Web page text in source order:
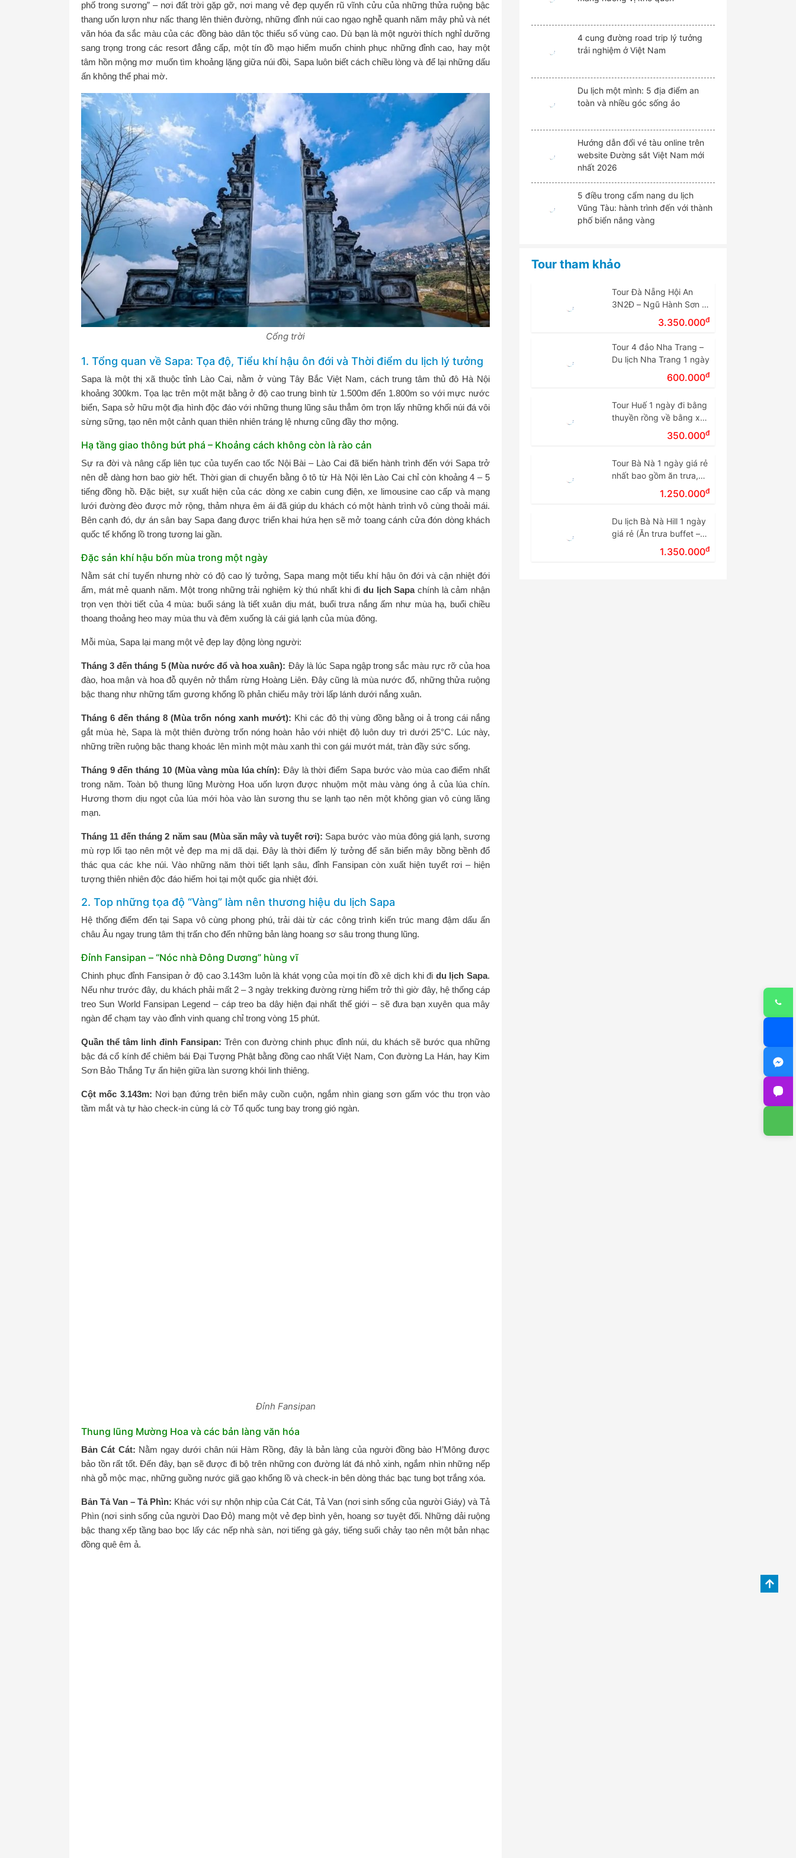
phố trong sương” – nơi đất trời gặp gỡ, nơi mang vẻ đẹp quyến rũ vĩnh cửu của những thửa ruộng bậc
thang uốn lượn như nấc thang lên thiên đường, những đỉnh núi cao ngạo nghễ quanh năm mây phủ và nét
văn hóa đa sắc màu của các đồng bào dân tộc thiểu số vùng cao. Dù bạn là một người thích nghỉ dưỡng
sang trọng trong các resort đẳng cấp, một tín đồ mạo hiểm muốn chinh phục những đỉnh cao, hay một
tâm hồn mộng mơ muốn tìm khoảng lặng giữa núi đồi, Sapa luôn biết cách chiều lòng và để lại những dấu
ấn không thể phai mờ.
Cổng trời
1. Tổng quan về Sapa: Tọa độ, Tiểu khí hậu ôn đới và Thời điểm du lịch lý tưởng
Sapa là một thị xã thuộc tỉnh Lào Cai, nằm ở vùng Tây Bắc Việt Nam, cách trung tâm thủ đô Hà Nội
khoảng 300km. Tọa lạc trên một mặt bằng ở độ cao trung bình từ 1.500m đến 1.800m so với mực nước
biển, Sapa sở hữu một địa hình độc đáo với những thung lũng sâu thẳm ôm trọn lấy những khối núi đá vôi
sừng sững, tạo nên một cảnh quan thiên nhiên tráng lệ nhưng cũng đầy thơ mộng.
Hạ tầng giao thông bứt phá – Khoảng cách không còn là rào cản
Sự ra đời và nâng cấp liên tục của tuyến cao tốc Nội Bài – Lào Cai đã biến hành trình đến với Sapa trở
nên dễ dàng hơn bao giờ hết. Thời gian di chuyển bằng ô tô từ Hà Nội lên Lào Cai chỉ còn khoảng 4 – 5
tiếng đồng hồ. Đặc biệt, sự xuất hiện của các dòng xe cabin cung điện, xe limousine cao cấp và mạng
lưới đường đèo được mở rộng, thảm nhựa êm ái đã giúp du khách có một hành trình vô cùng thoải mái.
Bên cạnh đó, dự án sân bay Sapa đang được triển khai hứa hẹn sẽ mở toang cánh cửa đón dòng khách
quốc tế khổng lồ trong tương lai gần.
Đặc sản khí hậu bốn mùa trong một ngày
Nằm sát chí tuyến nhưng nhờ có độ cao lý tưởng, Sapa mang một tiểu khí hậu ôn đới và cận nhiệt đới
ẩm, mát mẻ quanh năm. Một trong những trải nghiệm kỳ thú nhất khi đi du lịch Sapachính là cảm nhận
trọn vẹn thời tiết của 4 mùa: buổi sáng là tiết xuân dịu mát, buổi trưa nắng ấm như mùa hạ, buổi chiều
thoang thoảng heo may mùa thu và đêm xuống là cái giá lạnh của mùa đông.
Mỗi mùa, Sapa lại mang một vẻ đẹp lay động lòng người:
Tháng 3 đến tháng 5 (Mùa nước đổ và hoa xuân): Đây là lúc Sapa ngập trong sắc màu rực rỡ của hoa
đào, hoa mận và hoa đỗ quyên nở thắm rừng Hoàng Liên. Đây cũng là mùa nước đổ, những thửa ruộng
bậc thang như những tấm gương khổng lồ phản chiếu mây trời lấp lánh dưới nắng xuân.
Tháng 6 đến tháng 8 (Mùa trốn nóng xanh mướt): Khi các đô thị vùng đồng bằng oi ả trong cái nắng
gắt mùa hè, Sapa là một thiên đường trốn nóng hoàn hảo với nhiệt độ luôn duy trì dưới 25°C. Lúc này,
những triền ruộng bậc thang khoác lên mình một màu xanh thì con gái mướt mát, tràn đầy sức sống.
Tháng 9 đến tháng 10 (Mùa vàng mùa lúa chín): Đây là thời điểm Sapa bước vào mùa cao điểm nhất
trong năm. Toàn bộ thung lũng Mường Hoa uốn lượn được nhuộm một màu vàng óng ả của lúa chín.
Hương thơm dịu ngọt của lúa mới hòa vào làn sương thu se lạnh tạo nên một không gian vô cùng lãng
mạn.
Tháng 11 đến tháng 2 năm sau (Mùa săn mây và tuyết rơi): Sapa bước vào mùa đông giá lạnh, sương
mù rợp lối tạo nên một vẻ đẹp ma mị dã dại. Đây là thời điểm lý tưởng để săn biển mây bồng bềnh đổ
thác qua các khe núi. Vào những năm thời tiết lạnh sâu, đỉnh Fansipan còn xuất hiện tuyết rơi – hiện
tượng thiên nhiên độc đáo hiếm hoi tại một quốc gia nhiệt đới.
2. Top những tọa độ “Vàng” làm nên thương hiệu du lịch Sapa
Hệ thống điểm đến tại Sapa vô cùng phong phú, trải dài từ các công trình kiến trúc mang đậm dấu ấn
châu Âu ngay trung tâm thị trấn cho đến những bản làng hoang sơ sâu trong thung lũng.
Đỉnh Fansipan – “Nóc nhà Đông Dương” hùng vĩ
Chinh phục đỉnh Fansipan ở độ cao 3.143m luôn là khát vọng của mọi tín đồ xê dịch khi đi du lịch Sapa.
Nếu như trước đây, du khách phải mất 2 – 3 ngày trekking đường rừng hiểm trở thì giờ đây, hệ thống cáp
treo Sun World Fansipan Legend – cáp treo ba dây hiện đại nhất thế giới – sẽ đưa bạn xuyên qua mây
ngàn để chạm tay vào đỉnh vinh quang chỉ trong vòng 15 phút.
Quần thể tâm linh đỉnh Fansipan: Trên con đường chinh phục đỉnh núi, du khách sẽ bước qua những
bậc đá cổ kính để chiêm bái Đại Tượng Phật bằng đồng cao nhất Việt Nam, Con đường La Hán, hay Kim
Sơn Bảo Thắng Tự ẩn hiện giữa làn sương khói linh thiêng.
Cột mốc 3.143m: Nơi bạn đứng trên biển mây cuồn cuộn, ngắm nhìn giang sơn gấm vóc thu trọn vào
tầm mắt và tự hào check-in cùng lá cờ Tổ quốc tung bay trong gió ngàn.
Đỉnh Fansipan
Thung lũng Mường Hoa và các bản làng văn hóa
Bản Cát Cát: Nằm ngay dưới chân núi Hàm Rồng, đây là bản làng của người đồng bào H’Mông được
bảo tồn rất tốt. Đến đây, bạn sẽ được đi bộ trên những con đường lát đá nhỏ xinh, ngắm nhìn những nếp
nhà gỗ mộc mạc, những guồng nước giã gạo khổng lồ và check-in bên dòng thác bạc tung bọt trắng xóa.
Bản Tả Van – Tả Phìn: Khác với sự nhộn nhịp của Cát Cát, Tả Van (nơi sinh sống của người Giáy) và Tả
Phìn (nơi sinh sống của người Dao Đỏ) mang một vẻ đẹp bình yên, hoang sơ tuyệt đối. Những dải ruộng
bậc thang xếp tầng bao bọc lấy các nếp nhà sàn, nơi tiếng gà gáy, tiếng suối chảy tạo nên một bản nhạc
đồng quê êm ả.
4 cung đường road trip lý tưởng
trải nghiệm ở Việt Nam
Du lịch một mình: 5 địa điểm an
toàn và nhiều góc sống ảo
Hướng dẫn đổi vé tàu online trên
website Đường sắt Việt Nam mới
nhất 2026
5 điều trong cẩm nang du lịch
Vũng Tàu: hành trình đến với thành
phố biển nắng vàng
Tour tham khảo
Tour Đà Nẵng Hội An
3N2Đ – Ngũ Hành Sơn –
Cù Lao Chàm – Bà Nà
3.350.000đ
Tour 4 đảo Nha Trang –
Du lịch Nha Trang 1 ngày
600.000đ
Tour Huế 1 ngày đi bằng
thuyền rồng về bằng xe
350.000đ
Tour Bà Nà 1 ngày giá rẻ
nhất bao gồm ăn trưa,
1.250.000đ
Du lịch Bà Nà Hill 1 ngày
giá rẻ (Ăn trưa buffet –
Tour ghép đoàn)1.350.000đ